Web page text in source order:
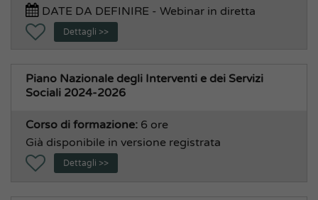
DATE DA DEFINIRE - Webinar in diretta
Dettagli >>
Piano Nazionale degli Interventi e dei Servizi
Sociali 2024-2026
Corso di formazione: 6 ore
Già disponibile in versione registrata
Dettagli >>